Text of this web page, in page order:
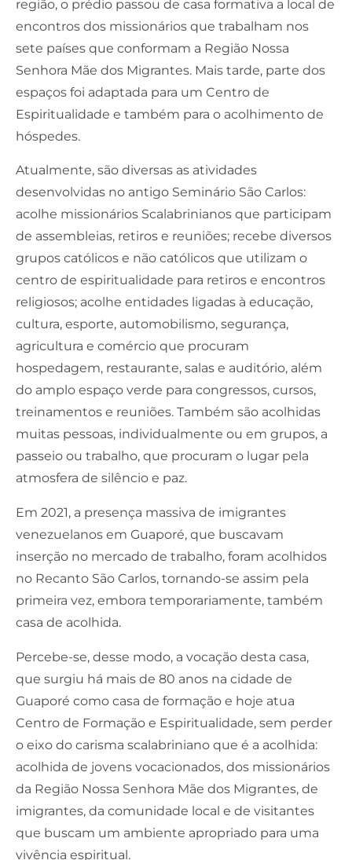
região, o prédio passou de casa formativa a local de
encontros dos missionários que trabalham nos
sete países que conformam a Região Nossa
Senhora Mãe dos Migrantes. Mais tarde, parte dos
espaços foi adaptada para um Centro de
Espiritualidade e também para o acolhimento de
hóspedes.
Atualmente, são diversas as atividades
desenvolvidas no antigo Seminário São Carlos:
acolhe missionários Scalabrinianos que participam
de assembleias, retiros e reuniões; recebe diversos
grupos católicos e não católicos que utilizam o
centro de espiritualidade para retiros e encontros
religiosos; acolhe entidades ligadas à educação,
cultura, esporte, automobilismo, segurança,
agricultura e comércio que procuram
hospedagem, restaurante, salas e auditório, além
do amplo espaço verde para congressos, cursos,
treinamentos e reuniões. Também são acolhidas
muitas pessoas, individualmente ou em grupos, a
passeio ou trabalho, que procuram o lugar pela
atmosfera de silêncio e paz.
Em 2021, a presença massiva de imigrantes
venezuelanos em Guaporé, que buscavam
inserção no mercado de trabalho, foram acolhidos
no Recanto São Carlos, tornando-se assim pela
primeira vez, embora temporariamente, também
casa de acolhida.
Percebe-se, desse modo, a vocação desta casa,
que surgiu há mais de 80 anos na cidade de
Guaporé como casa de formação e hoje atua
Centro de Formação e Espiritualidade, sem perder
o eixo do carisma scalabriniano que é a acolhida:
acolhida de jovens vocacionados, dos missionários
da Região Nossa Senhora Mãe dos Migrantes, de
imigrantes, da comunidade local e de visitantes
que buscam um ambiente apropriado para uma
vivência espiritual.